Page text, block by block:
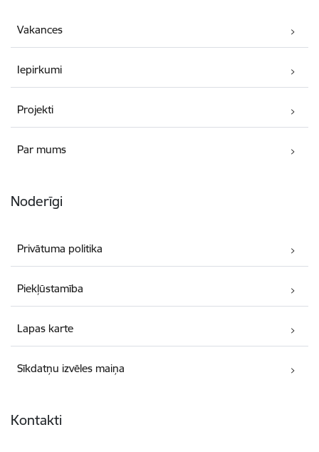
Vakances
Iepirkumi
Projekti
Par mums
Noderīgi
Privātuma politika
Piekļūstamība
Lapas karte
Sīkdatņu izvēles maiņa
Kontakti